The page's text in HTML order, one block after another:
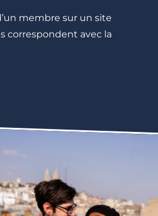
membre sur un site
correspondent avec la